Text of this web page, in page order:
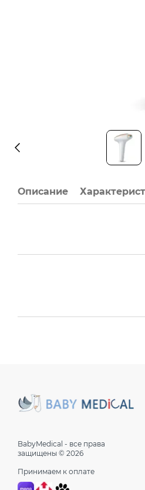
Описание
BabyMedical - все права
защищены © 2026
Принимаем к оплате